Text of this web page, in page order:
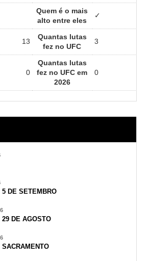
Quem é o mais
alto entre eles
✓
13
Quantas lutas
fez no UFC
3
0
Quantas lutas
fez no UFC em
2026
0
5 DE SETEMBRO
29 DE AGOSTO
SACRAMENTO